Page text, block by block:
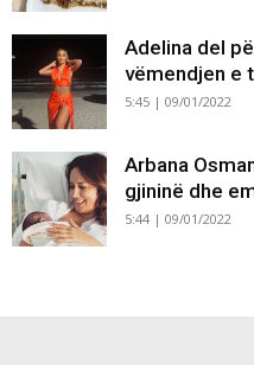
Adelina del
vëmendjen e
5:45 | 09/01/2022
Arbana
gjininë dhe
5:44 | 09/01/2022